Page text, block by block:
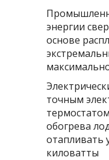
энергии
основе
точным
обогрева
отапливать
киловатты